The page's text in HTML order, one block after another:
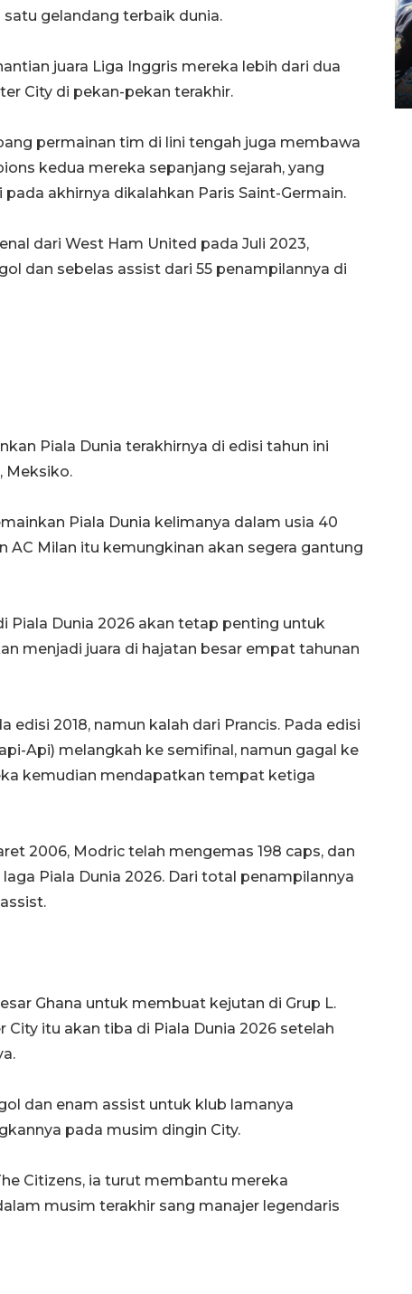
gelandang terbaik dunia.
juara Liga Inggris mereka lebih dari dua
City di pekan-pekan terakhir.
permainan tim di lini tengah juga membawa
kedua mereka sepanjang sejarah, yang
akhirnya dikalahkan Paris Saint-Germain.
dari West Ham United pada Juli 2023,
dan sebelas assist dari 55 penampilannya di
Piala Dunia terakhirnya di edisi tahun ini
Meksiko.
Piala Dunia kelimanya dalam usia 40
AC Milan itu kemungkinan akan segera gantung
Piala Dunia 2026 akan tetap penting untuk
menjadi juara di hajatan besar empat tahunan
2018, namun kalah dari Prancis. Pada edisi
Api) melangkah ke semifinal, namun gagal ke
kemudian mendapatkan tempat ketiga
2006, Modric telah mengemas 198 caps, dan
Piala Dunia 2026. Dari total penampilannya
Ghana untuk membuat kejutan di Grup L.
City itu akan tiba di Piala Dunia 2026 setelah
dan enam assist untuk klub lamanya
pada musim dingin City.
Citizens, ia turut membantu mereka
musim terakhir sang manajer legendaris
Tingkat hunian hotel di
2026
12 May 2026 15:06 WIB